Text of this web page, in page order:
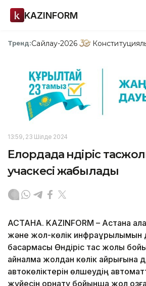
KAZINFORM
Тренд:Сайлау-2026
13:59, 23 Шілде 2024
Елордада Өндіріс
учаскесі жабылады
АСТАНА. KAZINFORM – Астана
және жол-көлік инфрақұрылымын
басқармасы Өндіріс тас жолы
айналма жолдан көлік айрығына
автокөліктерін өлшеудің
жүйесін орнату бойынша жол